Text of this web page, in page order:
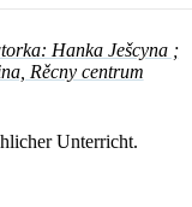
Hanka Ješcyna ;
Rěcny centrum
Unterricht.